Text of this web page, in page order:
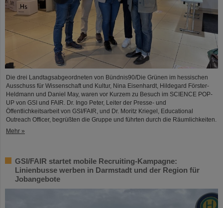
Die drei Landtagsabgeordneten von Bündnis90/Die Grünen im hessischen
Ausschuss für Wissenschaft und Kultur, Nina Eisenhardt, Hildegard Förster-
Heldmann und Daniel May, waren vor Kurzem zu Besuch im SCIENCE POP-
UP von GSI und FAIR. Dr. Ingo Peter, Leiter der Presse- und
Öffentlichkeitsarbeit von GSI/FAIR, und Dr. Moritz Kriegel, Educational
Outreach Officer, begrüßten die Gruppe und führten durch die Räumlichkeiten.
Mehr »
GSI/FAIR startet mobile Recruiting-Kampagne:
Linienbusse werben in Darmstadt und der Region für
Jobangebote